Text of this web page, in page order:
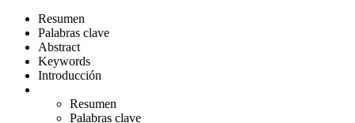
Resumen
Palabras clave
Abstract
Keywords
Introducción
Resumen
Palabras clave